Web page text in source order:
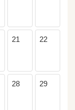
21 22
28 29